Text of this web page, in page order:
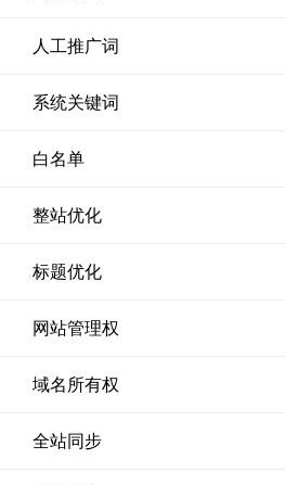
人工推广词
系统关键词
白名单
整站优化
标题优化
网站管理权
域名所有权
全站同步